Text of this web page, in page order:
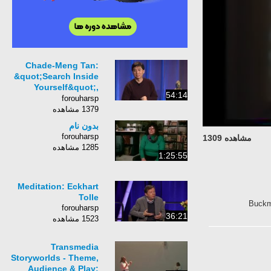
مشاهده 1309
54:14
Chade-Meng Tan:
&quot;Search Inside
Yourself&quot;,
Authors at Google
forouharsp
1379 مشاهده
1:25:55
بدون نام
forouharsp
1285 مشاهده
36:21
Meditation: Eckhart
Tolle
forouharsp
1523 مشاهده
Transmedia
Storyworlds - Theme,
Audience & Play: